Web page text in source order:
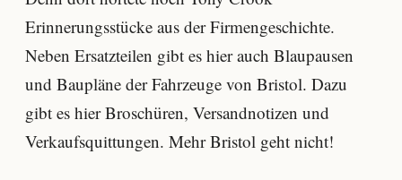
Erinnerungsstücke aus der Firmengeschichte.
Neben Ersatzteilen gibt es hier auch Blaupausen
und Baupläne der Fahrzeuge von Bristol. Dazu
gibt es hier Broschüren, Versandnotizen und
Verkaufsquittungen. Mehr Bristol geht nicht!